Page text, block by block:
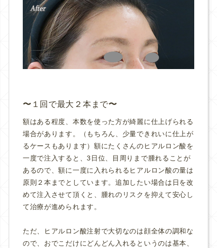
１回で最大２本まで
額はある程度、本数を使った方が綺麗に仕上げられる
場合があります。（もちろん、少量できれいに仕上が
るケースもあります）額にたくさんのヒアルロン酸を
一度で注入すると、3日位、目周りまで腫れることが
あるので、額に一度に入れられるヒアルロン酸の量は
原則２本までとしています。追加したい場合は日を改
めて注入させて頂くと、腫れのリスクを抑えて安心し
て治療が進められます。
ただ、ヒアルロン酸注射で大切なのは顔全体の調和な
ので、おでこだけにどんどん入れるというのは基本、